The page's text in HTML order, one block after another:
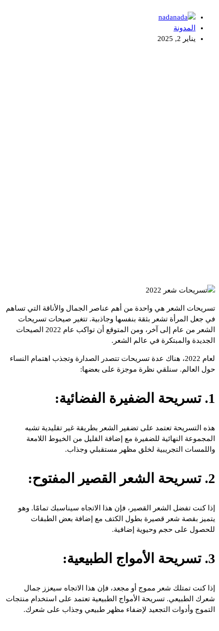
nada
المدونة
يناير 2, 2025
تسريحات الشعر هي واحدة من أهم عناصر الجمال والأناقة التي تساهم
في جعل المرأة تشعر بثقة بنفسها وجاذبية. تتغير صيحات تسريحات
الشعر من عام إلى آخر، ومن المتوقع أن تواكب عام 2022 الصيحات
الجديدة والمبتكرة في عالم الشعر.
لعام 2022، هناك عدة تسريحات تتصدر الصدارة وتجذب اهتمام النساء
حول العالم. سنلقي نظرة موجزة على بعضها:
1. تسريحة الضفيرة الفضائية:
هذه التسريحة تعتمد على تضفير الشعر بطريقة غير تقليدية تشبه
المجموعة النهائية للضفيرة مع إضافة القليل من الخيوط اللامعة
واللمسات التجريبية لخلق مظهر مستقبلي وجذاب.
2. تسريحة الشعر القصير المفتوح:
إذا كنت تفضل الشعر القصير، فإن هذا الاتجاه سيناسبك تمامًا. وهو
يتميز بقصة شعر قصيرة بطول الكتف مع إضافة بعض الطبقات
للحصول على حجم وحيوية إضافية.
3. تسريحة الأمواج الطبيعية:
إذا كنت تمتلك شعر مموج أو مجعد، فإن هذا الاتجاه سيعزز جمال
شعرك الطبيعي. تسريحة الأمواج الطبيعية تعتمد على استخدام منتجات
التموج وأدوات التجعيد لإضفاء مظهر طبيعي وجذاب على شعرك.